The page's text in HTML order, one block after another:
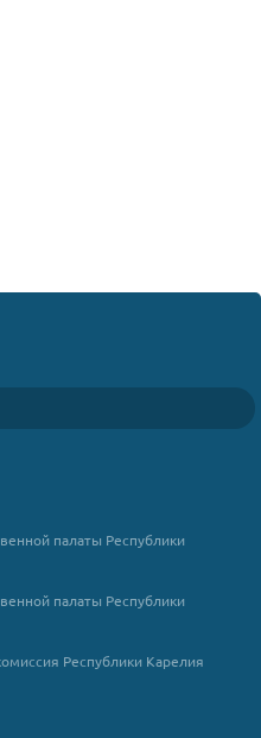
палаты Республики
палаты Республики
Республики Карелия